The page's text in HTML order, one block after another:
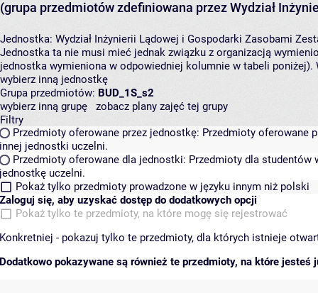
(grupa przedmiotów zdefiniowana przez Wydział
Jednostka: Wydział Inżynierii Lądowej i Gospodarki Zasobami
Jednostka ta nie musi mieć jednak związku z organizacją
jednostka wymieniona w odpowiedniej kolumnie w tabeli
wybierz inną jednostkę
Grupa przedmiotów: BUD_1S_s2
wybierz inną grupę
zobacz plany zajęć tej grupy
Filtry
Przedmioty oferowane przez jednostkę: Przedmioty oferowane
innej jednostki uczelni.
Przedmioty oferowane dla jednostki: Przedmioty dla studentów
jednostkę uczelni.
Pokaż tylko przedmioty prowadzone w języku innym niż polski
Zaloguj się, aby uzyskać dostęp do dodatkowych opcji
Pokaż tylko te przedmioty, na które mogę się rejestrować
Konkretniej - pokazuj tylko te przedmioty, dla których istnieje
Dodatkowo pokazywane są również te przedmioty, na które jesteś